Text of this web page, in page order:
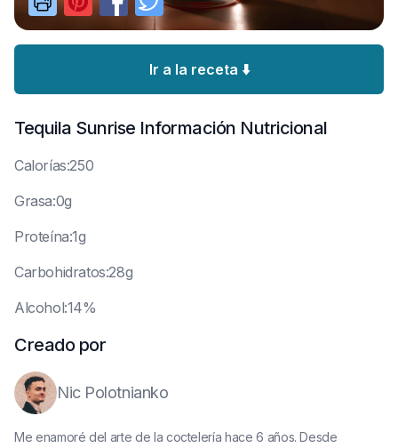
Ir a la receta ⬇️
Tequila Sunrise Información Nutricional
Calorías:250
Grasa:0g
Proteína:1g
Carbohidratos:28g
Alcohol:14%
Creado por
Nic Polotnianko
Me enamoré del arte de la coctelería hace 6 años. Desde